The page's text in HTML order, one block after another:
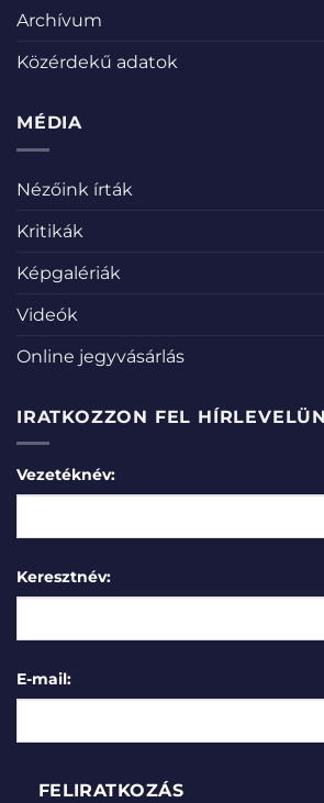
Archívum
Közérdekű adatok
MÉDIA
Nézőink írták
Kritikák
Képgalériák
Videók
Online jegyvásárlás
IRATKOZZON FEL
Vezetéknév:
Keresztnév:
E-mail: